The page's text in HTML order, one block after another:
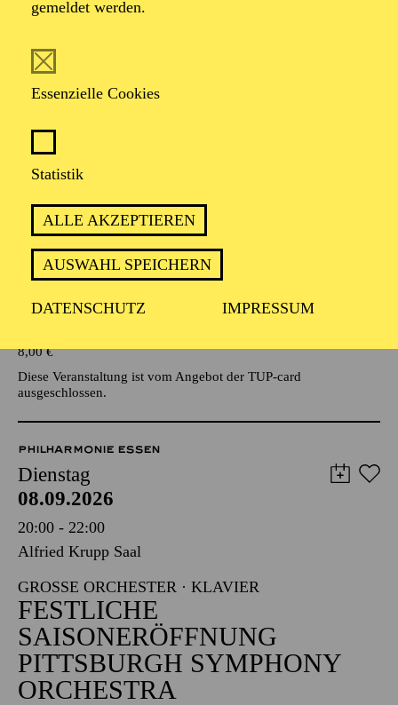
gemeldet werden.
Essenzielle Cookies
Statistik
ALLE AKZEPTIEREN
AUSWAHL SPEICHERN
DATENSCHUTZ IMPRESSUM
Samstag
05.09.2026
Grillo-Theater
BLICK AUF DEN IRAN –
STIMMEN ZUR AKTUELLEN
LAGE
Veranstalter: Eine Kooperationsveranstaltung mit der Stadt
Essen
8,00€
Diese Veranstaltung ist vom Angebot der TUP-card
ausgeschlossen.
PHILHARMONIE ESSEN
Dienstag
08.09.2026
20:00 - 22:00
Alfried Krupp Saal
GROSSE ORCHESTER · KLAVIER
FESTLICHE
SAISONERÖFFNUNG
PITTSBURGH SYMPHONY
ORCHESTRA